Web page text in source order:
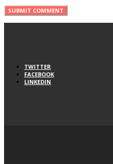
TWITTER
FACEBOOK
LINKEDIN